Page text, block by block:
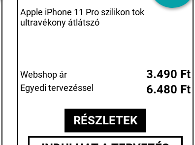
Apple iPhone 11 Pro szilikon tok
ultravékony átlátszó
Webshop ár 3.490 Ft
Egyedi tervezéssel 6.480 Ft
RÉSZLETEK